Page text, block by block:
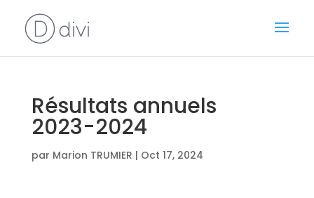
Résultats annuels
2023-2024
par Marion TRUMIER | Oct 17, 2024